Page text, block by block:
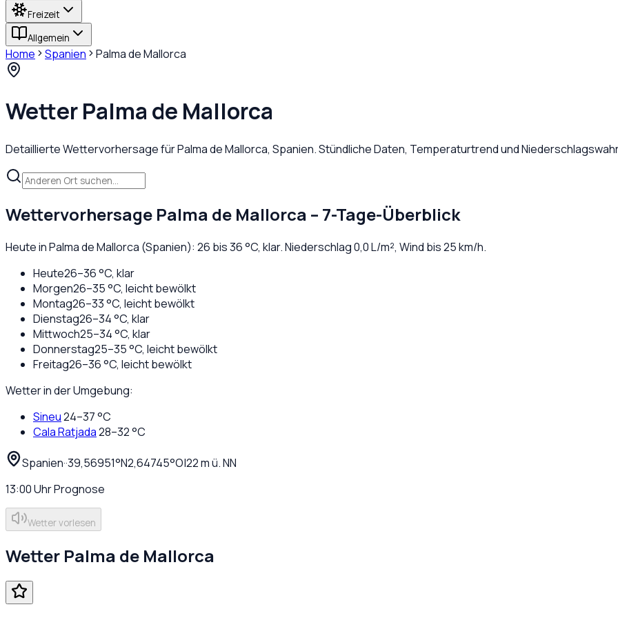
Freizeit
Allgemein
Home Spanien Palma de Mallorca
WetterPalma de Mallorca
Detaillierte Wettervorhersage fürPalma de Mallorca, Spanien. Stündliche Daten, Temperaturtrend und
Wettervorhersage Palma de Mallorca – 7-Tage-Überblick
Heute inPalma de Mallorca (Spanien): 26 bis36°C, klar. Niederschlag0,0L/m², Wind bis25km/h.
Heute26–36°C, klar
Morgen26–35°C, leicht bewölkt
Montag26–33°C, leicht bewölkt
Dienstag26–34°C, klar
Mittwoch25–34°C, klar
Donnerstag25–35°C, leicht bewölkt
Freitag26–36°C, leicht bewölkt
Wetter in der Umgebung:
Sineu24–37°C
Cala Ratjada28–32°C
Spanien··39,56951°N2,64745°O|22m ü. NN
13:00UhrPrognose
Wetter vorlesen
Wetter Palma de Mallorca